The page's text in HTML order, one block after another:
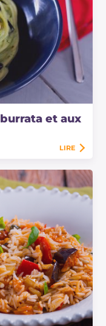
et aux
LIRE